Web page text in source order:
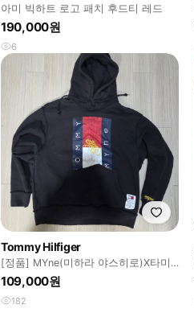
아미 빅하트 로고 패치 후드티 레드
190,000원
6
Tommy Hilfiger
[정품] MYne(미하라 야스히로)X타미
힐피거 후드
109,000원
182